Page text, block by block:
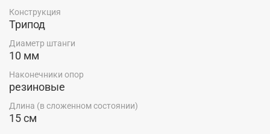
Конструкция
Трипод
Диаметр штанги
10 мм
Наконечники опор
резиновые
Длина (в сложенном состоянии)
15 см